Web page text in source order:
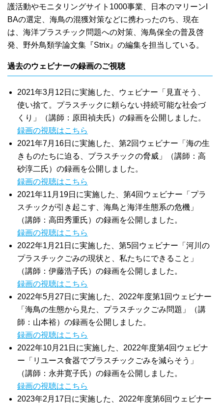
護活動やモニタリングサイト1000事業、日本のマリーンI
BAの選定、海鳥の混獲対策などに携わったのち、現在
は、海洋プラスチック問題への対策、海鳥保全の普及啓
発、野外鳥類学論文集『Strix』の編集を担当している。
過去のウェビナーの録画のご視聴
2021年3月12日に実施した、ウェビナー「見直そう、
使い捨て。プラスチックに頼らない持続可能な社会づ
くり」（講師：原田禎夫氏）の録画を公開しました。
録画の視聴はこちら
2021年7月16日に実施した、第2回ウェビナー「海の生
きものたちに迫る、プラスチックの脅威」（講師：高
砂淳二氏）の録画を公開しました。
録画の視聴はこちら
2021年11月19日に実施した、第4回ウェビナー「プラ
スチックが引き起こす、海鳥と海洋生態系の危機」
（講師：高田秀重氏）の録画を公開しました。
録画の視聴はこちら
2022年1月21日に実施した、第5回ウェビナー「河川の
プラスチックごみの現状と、私たちにできること」
（講師：伊藤浩子氏）の録画を公開しました。
録画の視聴はこちら
2022年5月27日に実施した、2022年度第1回ウェビナー
「海鳥の生態から見た、プラスチックごみ問題」（講
師：山本裕）の録画を公開しました。
録画の視聴はこちら
2022年10月21日に実施した、2022年度第4回ウェビナ
ー「リユース食器でプラスチックごみを減らそう」
（講師：永井寛子氏）の録画を公開しました。
録画の視聴はこちら
2023年2月17日に実施した、2022年度第6回ウェビナー